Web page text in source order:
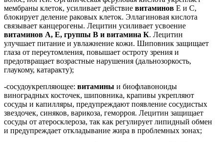
мембраны клеток, усиливает действие витаминов Е и С,
блокирует деление раковых клеток. Эллагиновая кислота
связывает канцерогены. Лецитин усиливает усвоение
витаминов А, Е, группы В и витамина К. Лецитин
улучшает питание и увлажнение кожи. Шиповник защищает
глаза от переутомления, повышает остроту зрения и
предотвращает возрастные нарушения (дальнозоркость,
глаукому, катаракту);
-сосудоукрепляющее: витамины и биофлавоноиды
виноградных косточек, шиповника, крапивы укрепляют
сосуды и капилляры, предупреждают появление сосудистых
звездочек, синяков, варикоза, геморроя. Лецитин защищает
сосуды от атеросклероза, так как регулирует липидный обмен
и предупреждает откладывание жира в проблемных зонах;